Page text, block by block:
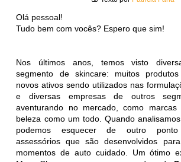
Olá pessoal!
Tudo bem com vocês? Espero que sim!
Nos últimos anos, temos visto
segmento de skincare: muitos
novos ativos sendo utilizados nas
e diversas empresas de outros
aventurando no mercado, como
beleza como um todo. Quando
podemos esquecer de outro
assessórios que são desenvolvidos
momentos de auto cuidado. Um ótimo